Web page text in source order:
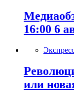
16:00 6
или